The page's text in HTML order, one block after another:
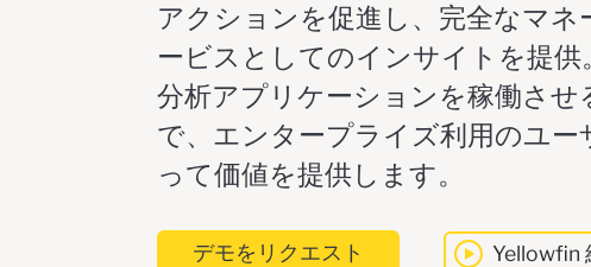
アクションを促進し、完全なマネ
ービスとしてのインサイトを提供
分析アプリケーションを稼働させ
で、エンタープライズ利用のユー
って価値を提供します。
デモをリクエスト Yellowfin